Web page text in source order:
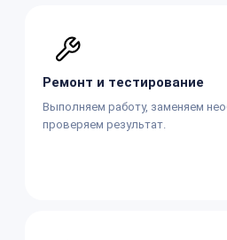
Ремонт и тестирование
Выполняем работу, заменяем
проверяем результат.